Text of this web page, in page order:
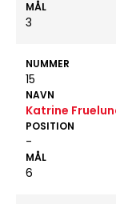
MÅL
3
NUMMER
15
NAVN
Katrine
POSITION
-
MÅL
6